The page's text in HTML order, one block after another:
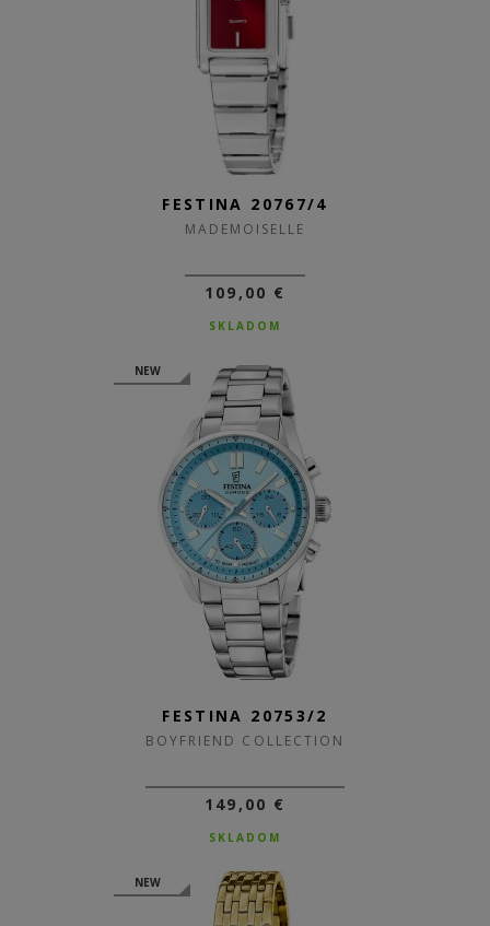
FESTINA 20767/4
MADEMOISELLE
109,00 €
SKLADOM
NEW
FESTINA 20753/2
BOYFRIEND COLLECTION
149,00 €
SKLADOM
NEW